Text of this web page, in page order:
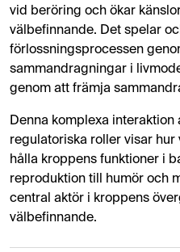
vid beröring och ökar
välbefinnande. Det spelar
förlossningsprocessen
sammandragningar i
genom att främja
Denna komplexa interaktion
regulatoriska roller visar hur
hålla kroppens funktioner i
reproduktion till humör och
central aktör i kroppens
välbefinnande.